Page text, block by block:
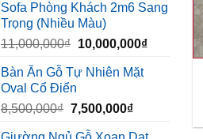
là:
10,000,000₫.
tại
Sofa Phòng Khách 2m6 Sang
Trọng (Nhiều Màu)
11,000,000₫ Giá
là:
10,000,000₫Giá
Bàn Ăn Gỗ Tự Nhiên Mặt
Oval Cổ Điển
8,500,000₫ Giá
7,500,000₫Giá